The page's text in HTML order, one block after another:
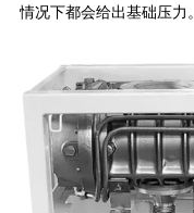
情况下都会给出基础压力。